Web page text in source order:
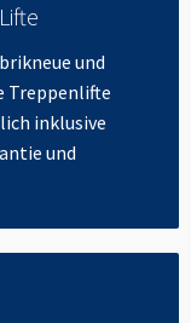
und
Treppenlifte
inklusive
und